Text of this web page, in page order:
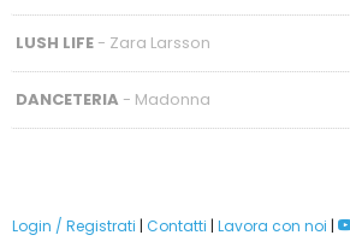
LUSH LIFE- Zara Larsson
DANCETERIA - Madonna
Login / Registrati | Contatti | Lavora con noi |